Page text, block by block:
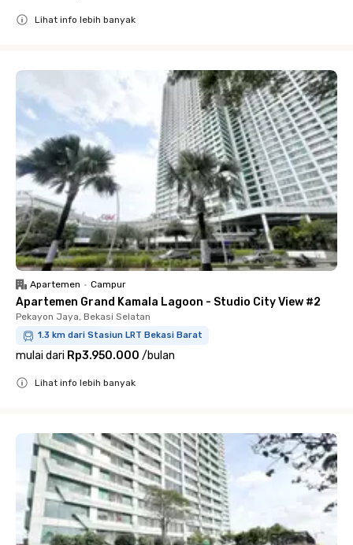
Lihat info lebih banyak
Apartemen • Campur
Apartemen Grand Kamala Lagoon - Studio City View #2
Pekayon Jaya, Bekasi Selatan
1.3 km dari Stasiun LRT Bekasi Barat
mulai dari Rp3.950.000 /bulan
Lihat info lebih banyak